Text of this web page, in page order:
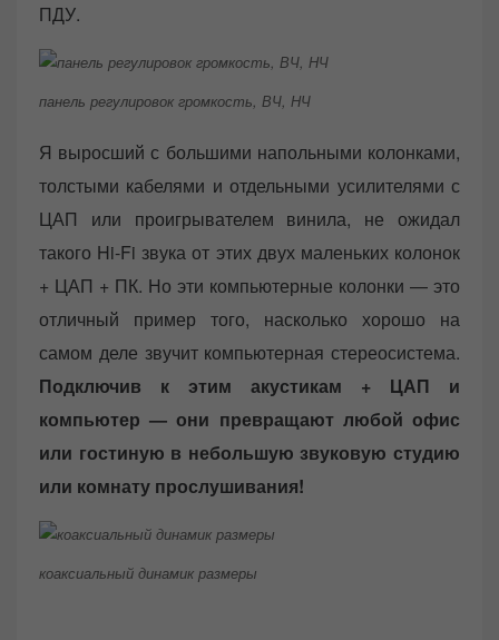
ПДУ.
панель регулировок громкость, ВЧ, НЧ
Я выросший с большими напольными колонками,
толстыми кабелями и отдельными усилителями с
ЦАП или проигрывателем винила, не ожидал
такого Hi-Fi звука от этих двух маленьких колонок
+ ЦАП + ПК. Но эти компьютерные колонки — это
отличный пример того, насколько хорошо на
самом деле звучит компьютерная стереосистема.
Подключив к этим акустикам + ЦАП и
компьютер — они превращают любой офис
или гостиную в небольшую звуковую студию
или комнату прослушивания!
коаксиальный динамик размеры